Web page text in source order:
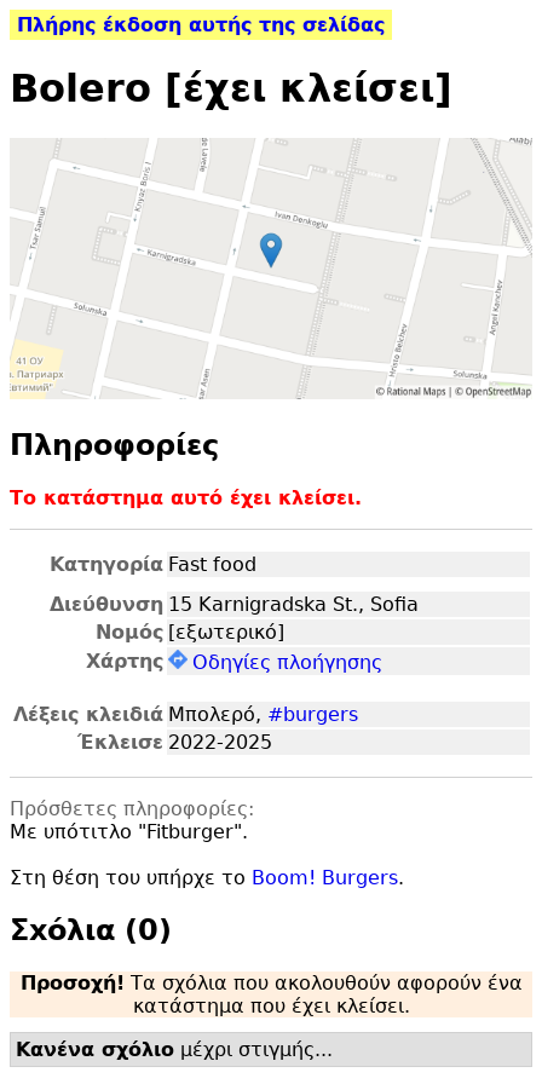
Πλήρης έκδοση αυτής της σελίδας
Bolero [έχει κλείσει]
Πληροφορίες
Το κατάστημα αυτό έχει κλείσει.
Κατηγορία Fast food
Διεύθυνση 15 Karnigradska St., Sofia
Νομός [εξωτερικό]
Χάρτης
Οδηγίες πλοήγησης
Λέξεις κλειδιά Μπολερό, #burgers
Έκλεισε 2022-2025
Πρόσθετες πληροφορίες:
Με υπότιτλο "Fitburger".
Στη θέση του υπήρχε το Boom! Burgers.
Σxόλια (0)
Προσοχή! Τα σχόλια που ακολουθούν αφορούν ένα
κατάστημα που έχει κλείσει.
Κανένα σχόλιο μέχρι στιγμής...